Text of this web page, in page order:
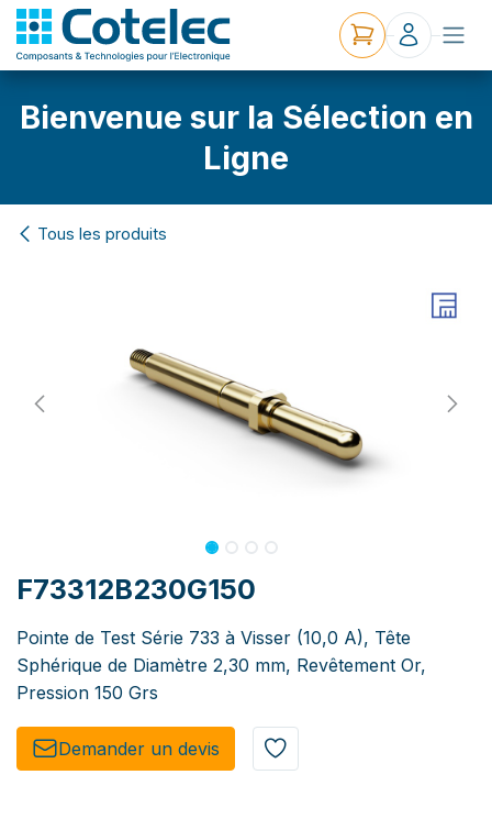
Bienvenue sur la Sélection en
Ligne
Tous les produits
F73312B230G150
Pointe de Test Série 733 à Visser (10,0 A), Tête
Sphérique de Diamètre 2,30 mm, Revêtement Or,
Pression 150 Grs
Demander un de​​vis​​